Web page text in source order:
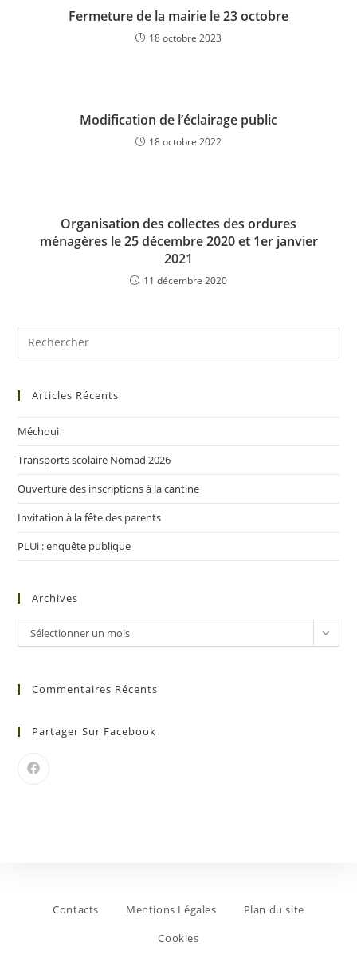
Fermeture de la mairie le 23 octobre
18 octobre 2023
Modification de l’éclairage public
18 octobre 2022
Organisation des collectes des ordures
ménagères le 25 décembre 2020 et 1er janvier
2021
11 décembre 2020
Articles Récents
Méchoui
Transports scolaire Nomad 2026
Ouverture des inscriptions à la cantine
Invitation à la fête des parents
PLUi : enquête publique
Archives
Sélectionner un mois
Commentaires Récents
Partager Sur Facebook
Contacts Mentions Légales
Plan du site
Cookies